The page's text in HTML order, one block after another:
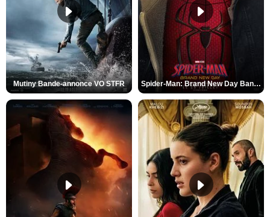
Mutiny Bande-annonce VO STFR Spider-Man: Brand New Day Bande-annonce VO STFR